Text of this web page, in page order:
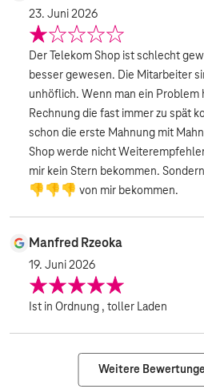
23. Juni 2026
Der Telekom Shop ist schlecht
besser gewesen. Die Mitarbeiter
unhöflich. Wenn man ein Problem
Rechnung die fast immer zu spät
schon die erste Mahnung mit
Shop werde nicht
mir kein Stern bekommen.
👎👎👎 von mir bekommen.
Manfred Rzeoka
19. Juni 2026
Ist in Ordnung , toller Laden
Weitere